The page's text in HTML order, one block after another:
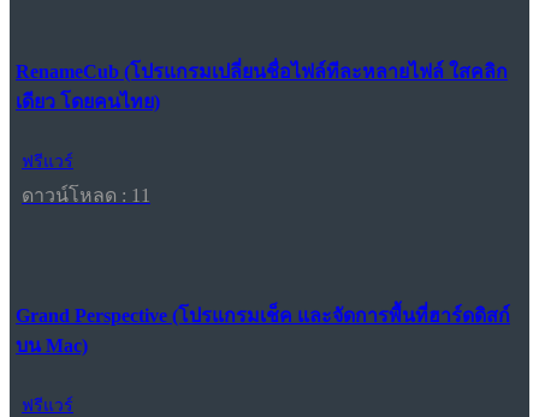
RenameCub (โปรแกรมเปลี่ยนชื่อไฟล์ทีละหลายไฟล์ ใสคลิก
เดียว โดยคนไทย)
ฟรีแวร์
ดาวน์โหลด : 11
Grand Perspective (โปรแกรมเช็ค และจัดการพื้นที่ฮาร์ดดิสก์
บน Mac)
ฟรีแวร์